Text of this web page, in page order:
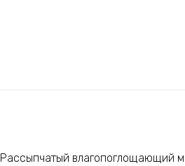
Рассыпчатый влагопоглощающий